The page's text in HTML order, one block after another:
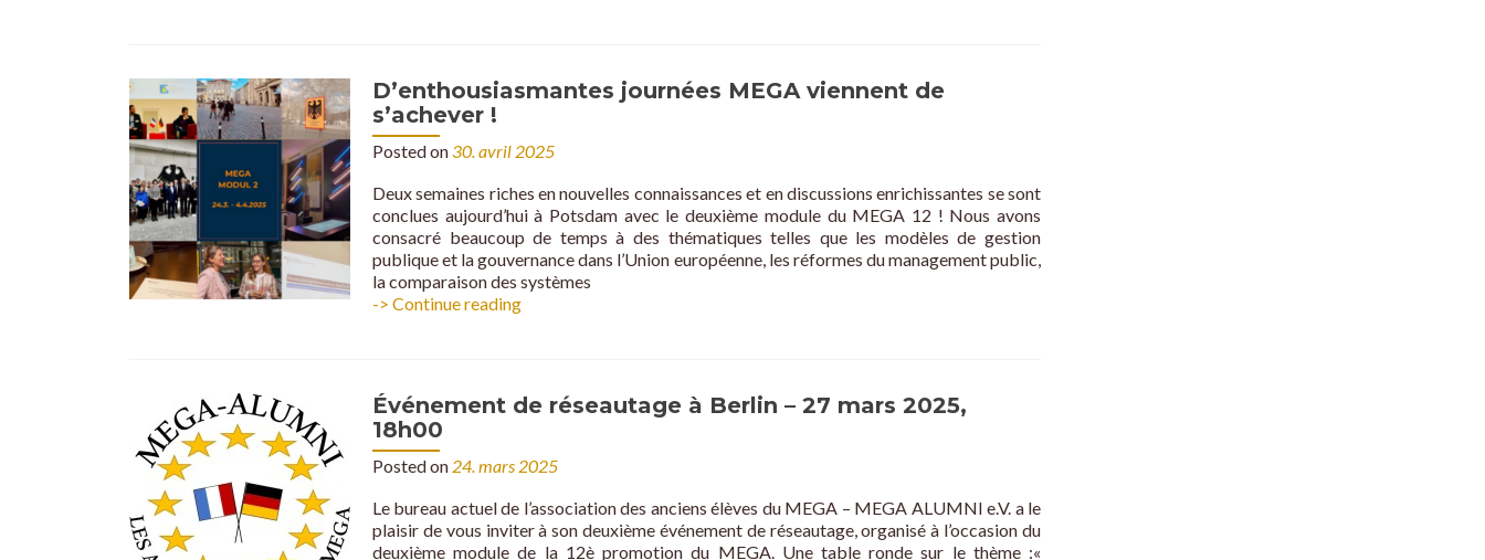
12
programme
MEGA
à
la
Humboldt-
Universität
zu
Berlin
D’enthousiasmantes journées MEGA viennent de
s’achever !
Posted on30. avril 2025
Deux semaines riches en nouvelles connaissances et en discussions enrichissantes se sont
conclues aujourd’hui à Potsdam avec le deuxième module du MEGA 12 ! Nous avons
consacré beaucoup de temps à des thématiques telles que les modèles de gestion
publique et la gouvernance dans l’Union européenne, les réformes du management public,
la comparaison des systèmes
-> Continue readingD’enthousiasmantes
s’achever
Événement de réseautage à Berlin – 27 mars 2025,
18h00
Posted on 24. mars 2025
Le bureau actuel de l’association des anciens élèves du MEGA – MEGA ALUMNI e.V. a le
plaisir de vous inviter à son deuxième événement de réseautage, organisé à l’occasion du
deuxième module de la 12è promotion du MEGA. Une table ronde sur le thème :«